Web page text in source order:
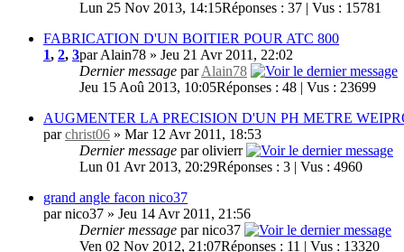
Lun 25 Nov 2013, 14:15Réponses : 37 | Vus : 15781
FABRICATION D'UN BOITIER POUR ATC 800
1, 2, 3par Alain78 » Jeu 21 Avr 2011, 22:02
Dernier message parAlain78
Jeu 15 Aoû 2013, 10:05Réponses : 48 | Vus : 23699
AUGMENTER LA PRECISION D'UN PH METRE
parchrist06 » Mar 12 Avr 2011, 18:53
Dernier message par olivierr
Lun 01 Avr 2013, 20:29Réponses : 3 | Vus : 4960
grand angle facon nico37
par nico37 » Jeu 14 Avr 2011, 21:56
Dernier message par nico37
Ven 02 Nov 2012, 21:07Réponses : 11 | Vus : 13320